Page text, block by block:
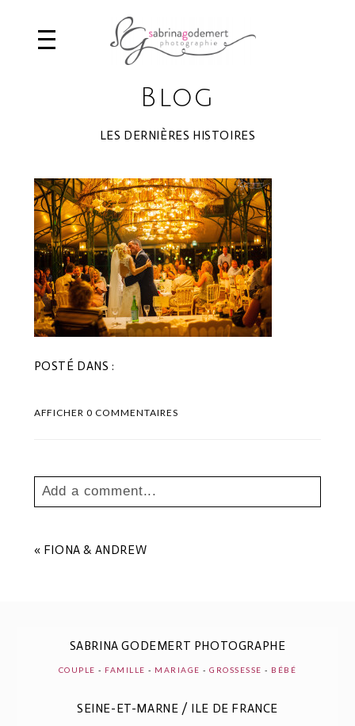
Blog
LES DERNIÈRES HISTOIRES
POSTÉ DANS :
AFFICHER0 COMMENTAIRES
Add a comment...
Les champs marqués sont requis *
POST COMMENT
« FIONA & ANDREW
SABRINA GODEMERT PHOTOGRAPHE
COUPLE - FAMILLE - MARIAGE -GROSSESSE - BÉBÉ
SEINE-ET-MARNE / ILE DE FRANCE